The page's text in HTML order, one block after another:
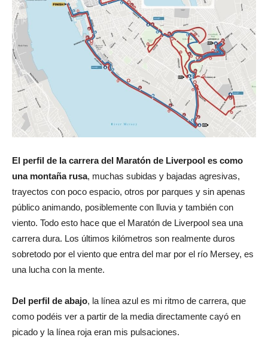
El perfil de la carrera del Maratón de Liverpool es como
una montaña rusa, muchas subidas y bajadas agresivas,
trayectos con poco espacio, otros por parques y sin apenas
público animando, posiblemente con lluvia y también con
viento. Todo esto hace que el Maratón de Liverpool sea una
carrera dura. Los últimos kilómetros son realmente duros
sobretodo por el viento que entra del mar por el río Mersey, es
una lucha con la mente.
Del perfil de abajo, la línea azul es mi ritmo de carrera, que
como podéis ver a partir de la media directamente cayó en
picado y la línea roja eran mis pulsaciones.